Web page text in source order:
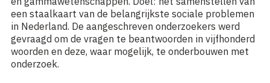
een staalkaart van de belangrijkste sociale problemen
in Nederland. De aangeschreven onderzoekers werd
gevraagd om de vragen te beantwoorden in vijfhonderd
woorden en deze, waar mogelijk, te onderbouwen met
onderzoek.